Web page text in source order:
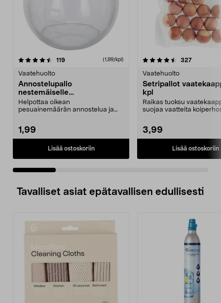
119arvostelut (1,99/kpl)
Vaatehuolto
Annostelupallo
nestemäiselle
pyykinpesuaineelle, 110 ml
Helpottaa oikean
pesuainemäärän annostelua ja
1,99
Lisää ostoskoriin
4.5 viidestä
327arvostelut
Vaatehuolto
Setripallot
kpl
Raikas tuoksu
suojaa vaatteita
3,99
Lisää ostoskoriin
4.5 viidestä
Tavalliset asiat epätavallisen edullisesti